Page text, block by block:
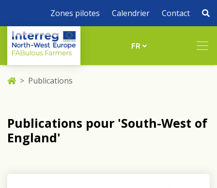
Zones pilotes Calendrier Contact
FR
Publications
Publications pour 'South-West of
England'